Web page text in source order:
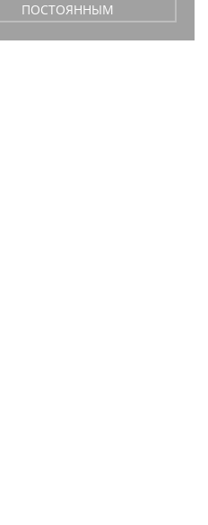
ПОСТОЯННЫМ